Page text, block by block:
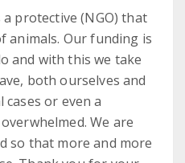
protective (NGO) that
animals. Our funding is
and with this we take
both ourselves and
or even a
We are
so that more and more